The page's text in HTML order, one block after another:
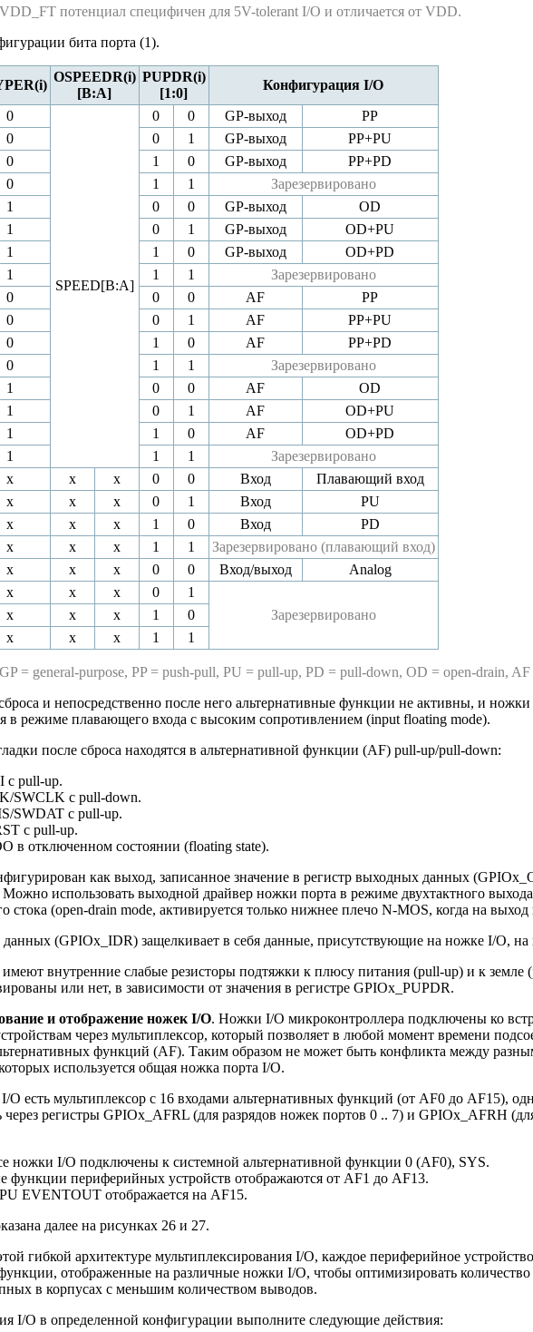
потенциал специфичен для 5V-tolerant I/O и отличается от VDD.
бита порта (1).
OSPEEDR(i)
[B:A]
PUPDR(i)
[1:0]
Конфигурация I/O
0
SPEED[B:A]
0 0 GP-выход
PP
0
0 1 GP-выход
PP+PU
0
1 0 GP-выход
PP+PD
0
1 1
Зарезервировано
1
0 0 GP-выход
OD
1
0 1 GP-выход
OD+PU
1
1 0 GP-выход
OD+PD
1
1 1 Зарезервировано
0 0 0 AF
PP
0
0 1 AF
PP+PU
0
1 0 AF
PP+PD
0
1 1
Зарезервировано
1
0 0 AF
OD
1
0 1 AF
OD+PU
1
1 0 AF
OD+PD
1
1 1 Зарезервировано
x x x 0 0 Вход
Плавающий вход
x
x x 0 1 Вход
PU
x
x x 1 0 Вход
PD
x
x x 1 1 Зарезервировано (плавающий вход)
x x x 0 0 Вход/выход
Analog
x
x x 0
1
Зарезервировано
x x x 1
0
x
x x 1 1
= general-purpose, PP = push-pull, PU = pull-up, PD = pull-down, OD = open-drain, AF
и непосредственно после него альтернативные функции не активны, и
в режиме плавающего входа с высоким сопротивлением (input floating mode).
после сброса находятся в альтернативной функции (AF) pull-up/pull-down:
с pull-up.
SWCLK с pull-down.
SWDAT с pull-up.
с pull-up.
в отключенном состоянии (floating state).
как выход, записанное значение в регистр выходных данных
использовать выходной драйвер ножки порта в режиме двухтактного
стока (open-drain mode, активируется только нижнее плечо N-MOS, когда на выход
данных (GPIOx_IDR) защелкивает в себя данные, присутствующие на ножке I/O,
внутренние слабые резисторы подтяжки к плюсу питания (pull-up) и к земле
или нет, в зависимости от значения в регистре GPIOx_PUPDR.
и отображение ножек I/O. Ножки I/O микроконтроллера подключены ко
через мультиплексор, который позволяет в любой момент времени
функций (AF). Таким образом не может быть конфликта между
используется общая ножка порта I/O.
есть мультиплексор с 16 входами альтернативных функций (от AF0 до AF15),
через регистры GPIOx_AFRL (для разрядов ножек портов 0 .. 7) и GPIOx_AFRH
ножки I/O подключены к системной альтернативной функции 0 (AF0), SYS.
функции периферийных устройств отображаются от AF1 до AF13.
EVENTOUT отображается на AF15.
далее на рисунках 26 и 27.
гибкой архитектуре мультиплексирования I/O, каждое периферийное
отображенные на различные ножки I/O, чтобы оптимизировать
в корпусах с меньшим количеством выводов.
I/O в определенной конфигурации выполните следующие действия: